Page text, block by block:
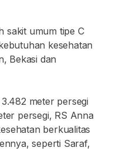
sakit umum tipe C
kesehatan
Bekasi dan
meter persegi
persegi, RS Anna
berkualitas
seperti Saraf,